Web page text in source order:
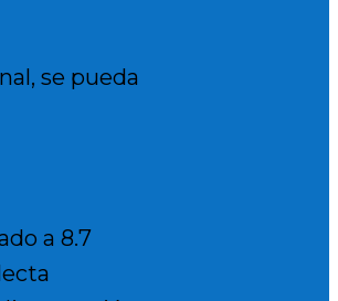
se pueda
a 8.7